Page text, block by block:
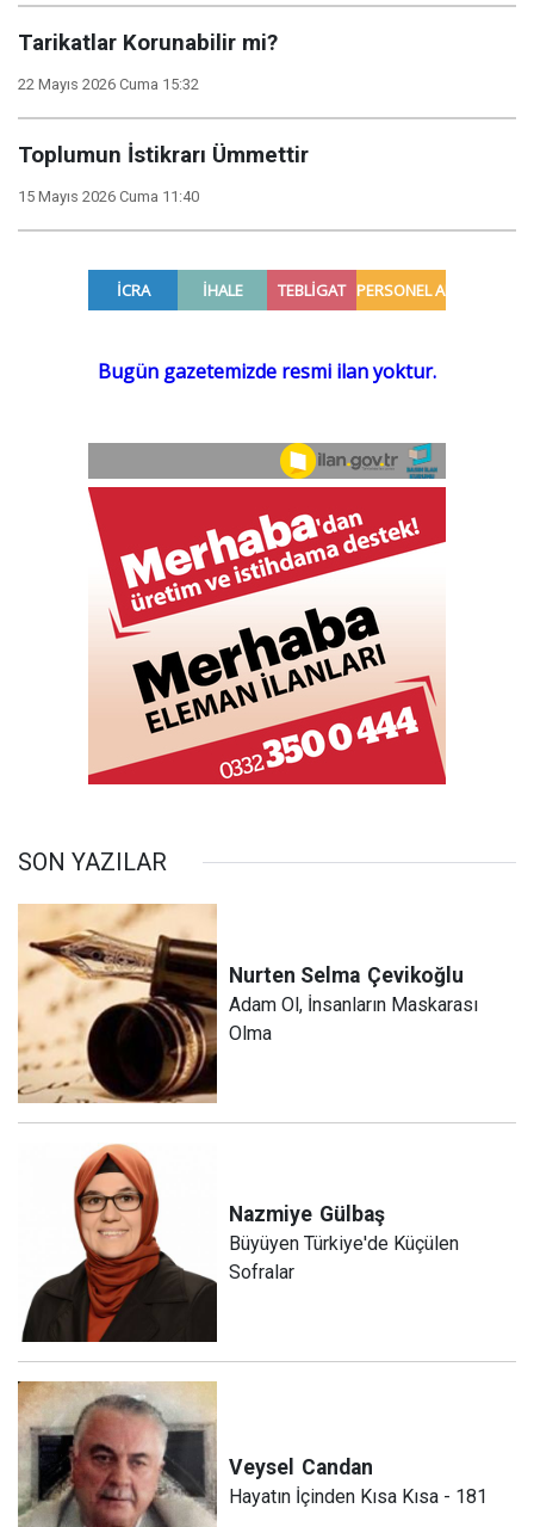
Tarikatlar Korunabilir mi?
22 Mayıs 2026 Cuma 15:32
Toplumun İstikrarı Ümmettir
15 Mayıs 2026 Cuma 11:40
SON YAZILAR
Nurten Selma Çevikoğlu
Adam Ol, İnsanların Maskarası
Olma
Nazmiye Gülbaş
Büyüyen Türkiye'de Küçülen
Sofralar
Veysel Candan
Hayatın İçinden Kısa Kısa - 181